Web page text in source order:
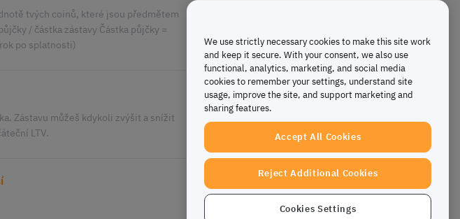
tvých coinů, které jsou předmětem
/ částka zástavy Částka půjčky =
po splatnosti)
Zástavu můžeš kdykoli zvýšit a snížit
LTV.
We use strictly necessary cookies to make this site work
and keep it secure. With your consent, we also use
functional, analytics, marketing, and social media
cookies to remember your settings, understand site
usage, improve the site, and support marketing and
sharing features.
Accept All Cookies
Reject Additional Cookies
Cookies Settings